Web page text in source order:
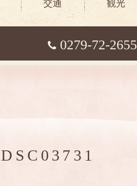
交通 観光
0279-72-2655
DSC03731